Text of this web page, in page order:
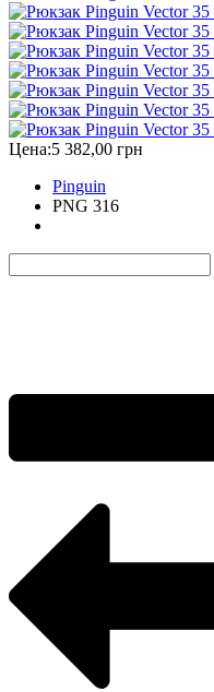
Цена:5 382,00 грн
Pinguin
PNG 316